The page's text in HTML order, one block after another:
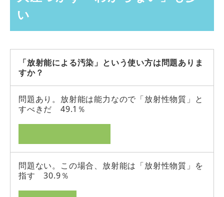
い
「放射能による汚染」という使い方は問題ありま
すか？
問題あり。放射能は能力なので「放射性物質」と
すべきだ 49.1％
問題ない。この場合、放射能は「放射性物質」を
指す 30.9％